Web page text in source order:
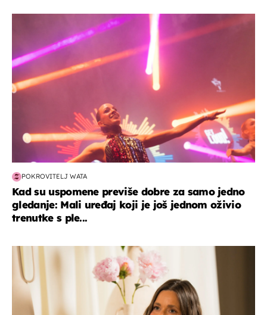
POKROVITELJ WATA
Kad su uspomene previše dobre za samo jedno
gledanje: Mali uređaj koji je još jednom oživio
trenutke s ple...
moda & ljepota